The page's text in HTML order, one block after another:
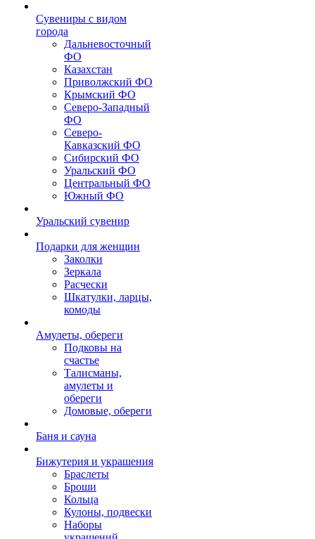
Сувениры с видом
города
Дальневосточный
ФО
Казахстан
Приволжский ФО
Крымский ФО
Северо-Западный
ФО
Северо-
Кавказский ФО
Сибирский ФО
Уральский ФО
Центральный ФО
Южный ФО
Уральский сувенир
Подарки для женщин
Заколки
Зеркала
Расчески
Шкатулки, ларцы,
комоды
Амулеты, обереги
Подковы на
счастье
Талисманы,
амулеты и
обереги
Домовые, обереги
Баня и сауна
Бижутерия и украшения
Браслеты
Броши
Кольца
Кулоны, подвески
Наборы